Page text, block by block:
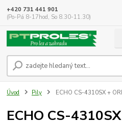
+420 731 441 901
(Po-Pá 8-17hod, So 8.30-11.30)
Úvod Pily ECHO CS-4310SX +
ECHO CS-